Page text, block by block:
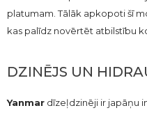
platumam. Tālāk apkopoti šī
kas palīdz novērtēt atbilstību
DZINĒJS UN
Yanmar dīzeļdzinēji ir japāņu